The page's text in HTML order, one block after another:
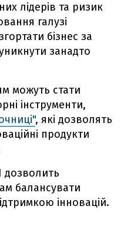
лідерів та ризик
галузі
бізнес за
занадто
можуть стати
інструменти,
, які дозволять
продукти
дозволить
балансувати
інновацій.